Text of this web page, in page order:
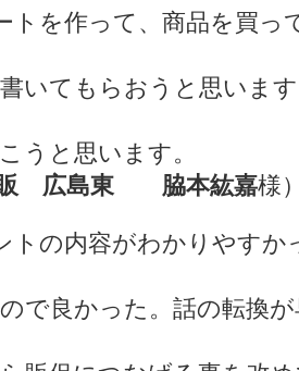
トを作って、商品を買っ
いてもらおうと思いま
うと思います。
広島東 脇本紘嘉様
トの内容がわかりやすか
で良かった。話の転換